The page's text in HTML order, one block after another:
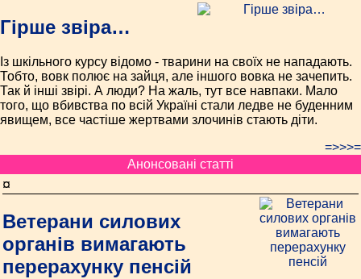
Гірше звіра…
Із шкільного курсу відомо - тварини на своїх не нападають.
Тобто, вовк полює на зайця, але іншого вовка не зачепить.
Так й інші звірі. А люди? На жаль, тут все навпаки. Мало
того, що вбивства по всій Україні стали ледве не буденним
явищем, все частіше жертвами злочинів стають діти.
=>>>=
Анонсовані статті
¤
Ветерани силових
органів вимагають
перерахунку пенсій